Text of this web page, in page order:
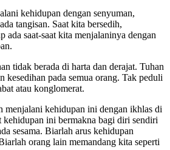
kehidupan dengan senyuman,
tangisan. Saat kita bersedih,
ada saat-saat kita menjalaninya dengan
tidak berada di harta dan derajat. Tuhan
kesedihan pada semua orang. Tak peduli
atau konglomerat.
menjalani kehidupan ini dengan ikhlas di
kehidupan ini bermakna bagi diri sendiri
sesama. Biarlah arus kehidupan
orang lain memandang kita seperti